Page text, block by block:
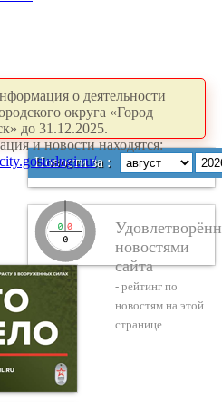
о деятельности
округа «Город
до 31.12.2025.
и новости находятся:
Новости за :
новостями
сайта
- рейтинг по
новостям на этой
странице.